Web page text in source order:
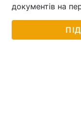
документів на